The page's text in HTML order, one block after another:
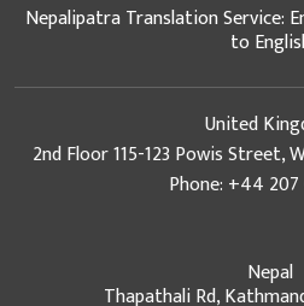
Nepalipatra Translation Service:
to
United
2nd Floor 115-123 Powis Street,
Phone: +44 207
Nepal
Thapathali Rd,